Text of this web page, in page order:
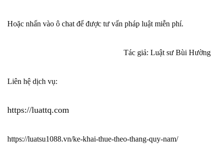
Hoặc nhấn vào ô chat để được tư vấn pháp luật miễn phí.
Tác giả: Luật sư Bùi Hường
Liên hệ dịch vụ:
https://luattq.com
https://luatsu1088.vn/ke-khai-thue-theo-thang-quy-nam/